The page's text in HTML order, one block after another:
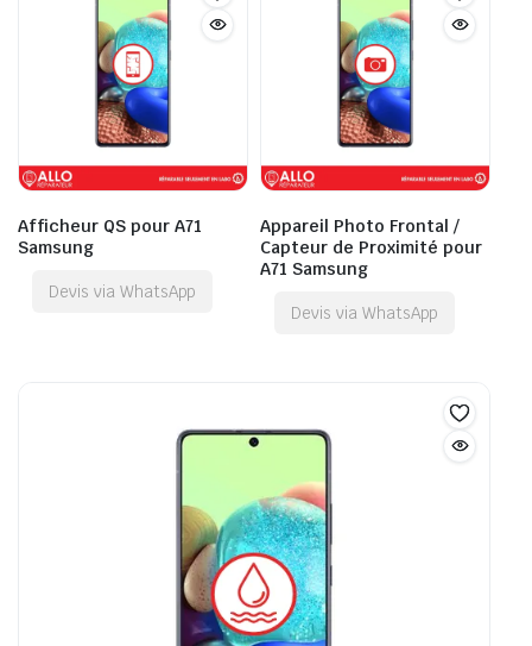
Afficheur QS pour A71
Samsung
Devis via WhatsApp
Appareil Photo Frontal /
Capteur de Proximité pour
A71 Samsung
Devis via WhatsApp